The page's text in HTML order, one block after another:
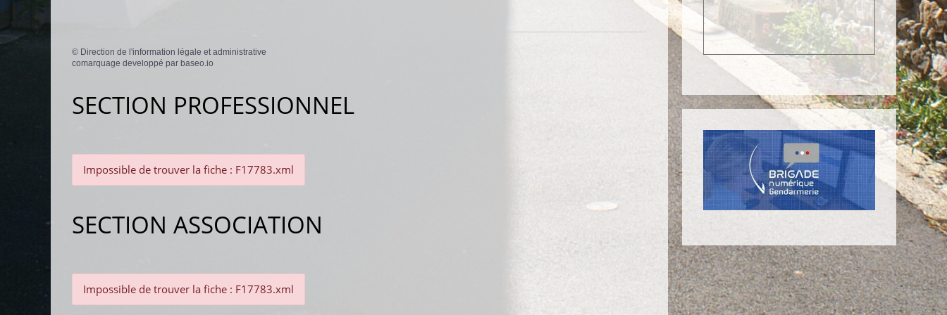
© Direction de l'information légale et administrative
comarquage developpé par baseo.io
SECTION PROFESSIONNEL
Impossible de trouver la fiche : F17783.xml
SECTION ASSOCIATION
Impossible de trouver la fiche : F17783.xml